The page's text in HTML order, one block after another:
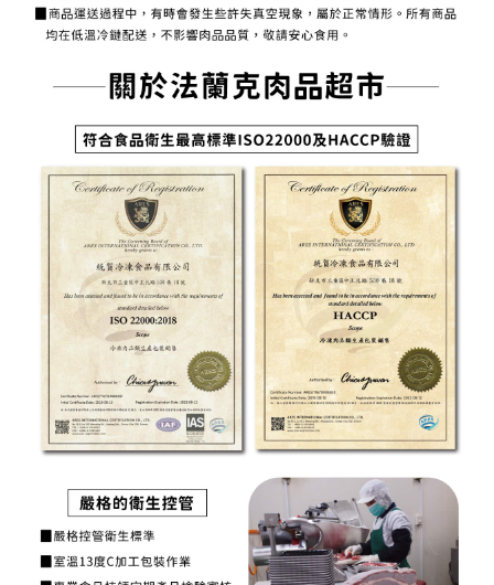
１．透過由恩沛科技股份有限公司提供之「AFTEE先享後付」服務完成之交
易，需依本服務之必要範圍內提供個人資料，並將交易相關給付款項請求債
２．關於個人資料處理事宜，請瀏覽以下網址：
https://aftee.tw/terms/#terms3
「AFTEE先享後付」，若未經同意申辦者引起之損失，本公司不負相關責
４．使用「AFTEE先享後付」時，將依據個別帳號之用戶狀況，依本公司即
時審查核予不同之上限額度；若仍有額度不足之情形，本公司將視審查結果
請求用戶進行身份認證。
５．嚴禁一人註冊多個帳號或使用他人資訊註冊。若發現惡意使用之情形，
恩沛科技股份有限公司將有權停止該用戶之使用額度並採取法律行動。